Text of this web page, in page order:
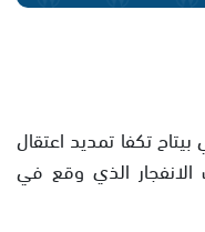
تكفا تمديد اعتقال
الذي وقع في